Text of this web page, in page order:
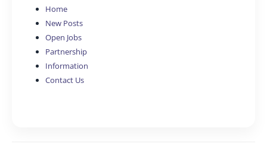
Home
New Posts
Open Jobs
Partnership
Information
Contact Us